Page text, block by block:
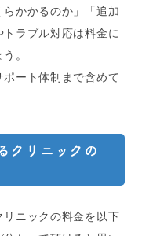
かかるのか」「追加
ラブル対応は料金に
。
ート体制まで含めて
クリニックの
ニックの料金を以下